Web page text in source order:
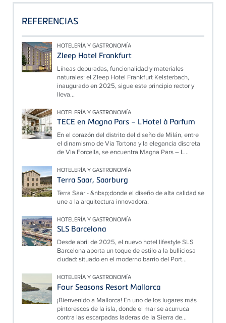
REFERENCIAS
HOTELERÍA Y GASTRONOMÍA
Zleep Hotel Frankfurt
Líneas depuradas, funcionalidad y materiales
naturales: el Zleep Hotel Frankfurt Kelsterbach,
inaugurado en 2025, sigue este principio rector y
lleva...
HOTELERÍA Y GASTRONOMÍA
TECE en Magna Pars – L'Hotel à Parfum
En el corazón del distrito del diseño de Milán, entre
el dinamismo de Via Tortona y la elegancia discreta
de Via Forcella, se encuentra Magna Pars – L...
HOTELERÍA Y GASTRONOMÍA
Terra Saar, Saarburg
Terra Saar - &nbsp;donde el diseño de alta calidad se
une a la arquitectura innovadora.
HOTELERÍA Y GASTRONOMÍA
SLS Barcelona
Desde abril de 2025, el nuevo hotel lifestyle SLS
Barcelona aporta un toque de estilo a la bulliciosa
ciudad: situado en el moderno barrio del Port...
HOTELERÍA Y GASTRONOMÍA
Four Seasons Resort Mallorca
¡Bienvenido a Mallorca! En uno de los lugares más
pintorescos de la isla, donde el mar se acurruca
contra las escarpadas laderas de la Sierra de...